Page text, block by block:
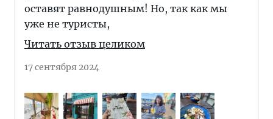
оставят равнодушным! Но, так как мы
уже не туристы,
Читать отзыв целиком
17 сентября 2024